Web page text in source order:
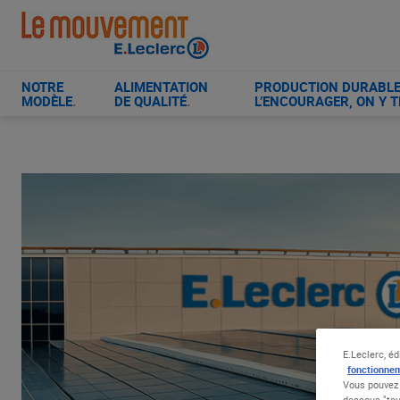
Aller
contenu
NOTRE
MODÈLE.
ALIMENTATION
DE QUALITÉ.
PRODUCTION
L’ENCOURAGER, ON Y
E.Leclerc,
Vous